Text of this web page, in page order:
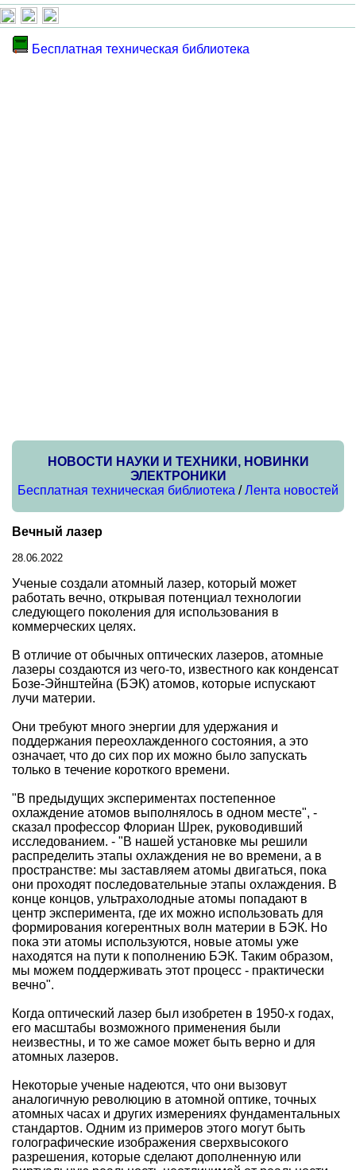
Бесплатная техническая библиотека
НОВОСТИ НАУКИ И ТЕХНИКИ, НОВИНКИ
ЭЛЕКТРОНИКИ
Бесплатная техническая библиотека /Лента новостей
Вечный лазер
28.06.2022
Ученые создали атомный лазер, который может
работать вечно, открывая потенциал технологии
следующего поколения для использования в
коммерческих целях.
В отличие от обычных оптических лазеров, атомные
лазеры создаются из чего-то, известного как конденсат
Бозе-Эйнштейна (БЭК) атомов, которые испускают
лучи материи.
Они требуют много энергии для удержания и
поддержания переохлажденного состояния, а это
означает, что до сих пор их можно было запускать
только в течение короткого времени.
"В предыдущих экспериментах постепенное
охлаждение атомов выполнялось в одном месте", -
сказал профессор Флориан Шрек, руководивший
исследованием. - "В нашей установке мы решили
распределить этапы охлаждения не во времени, а в
пространстве: мы заставляем атомы двигаться, пока
они проходят последовательные этапы охлаждения. В
конце концов, ультрахолодные атомы попадают в
центр эксперимента, где их можно использовать для
формирования когерентных волн материи в БЭК. Но
пока эти атомы используются, новые атомы уже
находятся на пути к пополнению БЭК. Таким образом,
мы можем поддерживать этот процесс - практически
вечно".
Когда оптический лазер был изобретен в 1950-х годах,
его масштабы возможного применения были
неизвестны, и то же самое может быть верно и для
атомных лазеров.
Некоторые ученые надеются, что они вызовут
аналогичную революцию в атомной оптике, точных
атомных часах и других измерениях фундаментальных
стандартов. Одним из примеров этого могут быть
голографические изображения сверхвысокого
разрешения, которые сделают дополненную или